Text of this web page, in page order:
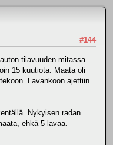
#144
tilavuuden mitassa.
15 kuutiota. Maata oli
Lavankoon ajettiin
Nykyisen radan
ehkä 5 lavaa.